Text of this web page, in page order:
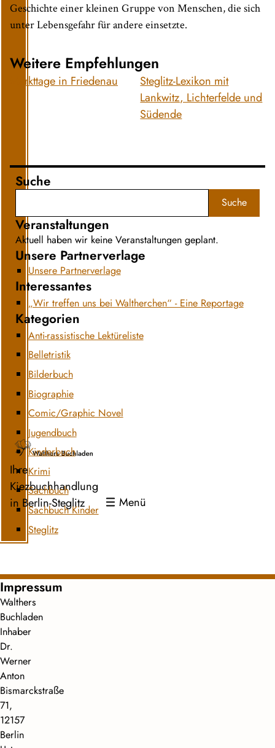
Ihre
Kiezbuchhandlung
in Berlin-Steglitz
Menü
Geschichte einer kleinen Gruppe von Menschen, die sich
unter Lebensgefahr für andere einsetzte.
Weitere Empfehlungen
Markttage in Friedenau
Steglitz-Lexikon mit
Lankwitz, Lichterfelde und
Südende
Suche
Suche
Veranstaltungen
Aktuell haben wir keine Veranstaltungen geplant.
Unsere Partnerverlage
Unsere Partnerverlage
Interessantes
„Wir treffen uns bei Waltherchen“ - Eine Reportage
Kategorien
Anti-rassistische Lektüreliste
Belletristik
Bilderbuch
Biographie
Comic/Graphic Novel
Jugendbuch
Kinderbuch
Krimi
Sachbuch
Sachbuch Kinder
Steglitz
Impressum
Walthers
Buchladen
Inhaber
Dr.
Werner
Anton
Bismarckstraße
71,
12157
Berlin